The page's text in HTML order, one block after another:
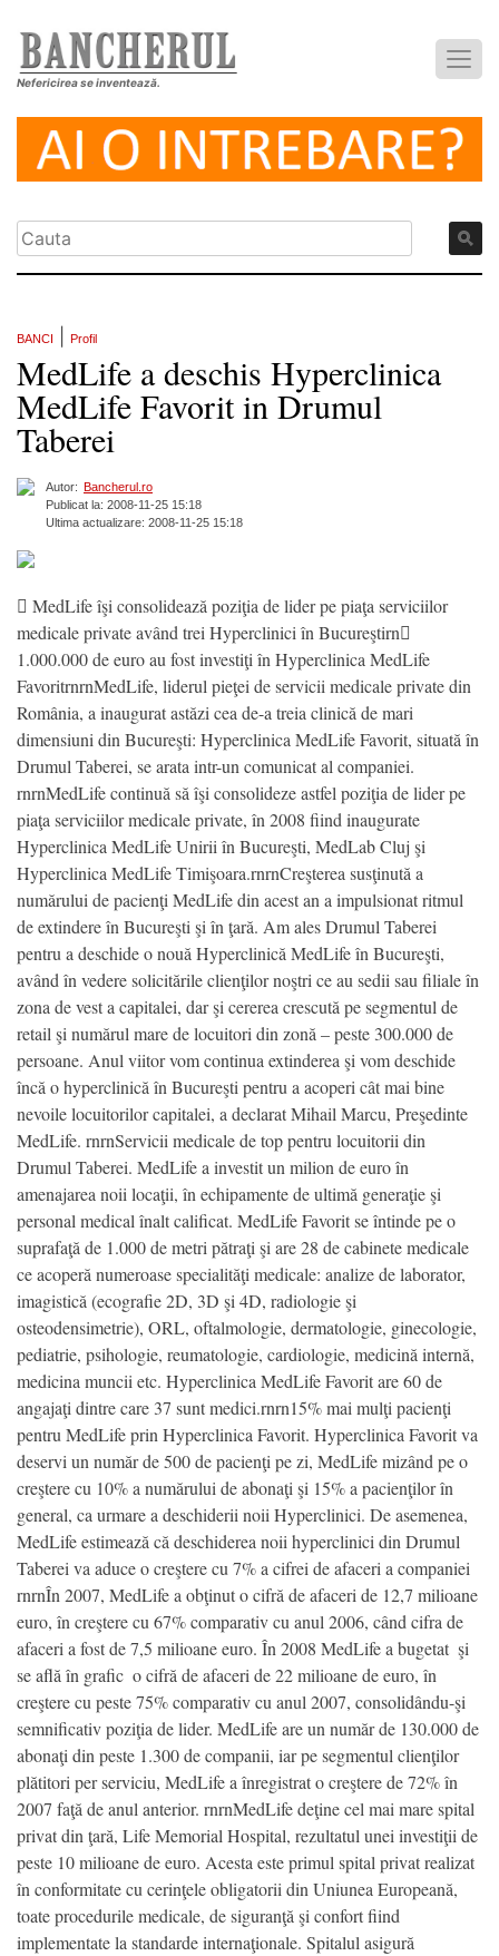
Nefericirea se inventează.
BANCI Profil
MedLife a deschis Hyperclinica
MedLife Favorit in Drumul
Taberei
Autor: Bancherul.ro
Publicat la: 2008-11-25 15:18
Ultima actualizare: 2008-11-25 15:18
 MedLife îşi consolidează poziţia de lider pe piaţa serviciilor
medicale private având trei Hyperclinici în Bucureştirn
1.000.000 de euro au fost investiţi în Hyperclinica MedLife
FavoritrnrnMedLife, liderul pieţei de servicii medicale private din
România, a inaugurat astăzi cea de-a treia clinică de mari
dimensiuni din Bucureşti: Hyperclinica MedLife Favorit, situată în
Drumul Taberei, se arata intr-un comunicat al companiei.
rnrnMedLife continuă să îşi consolideze astfel poziţia de lider pe
piaţa serviciilor medicale private, în 2008 fiind inaugurate
Hyperclinica MedLife Unirii în Bucureşti, MedLab Cluj şi
Hyperclinica MedLife Timişoara.rnrnCreşterea susţinută a
numărului de pacienţi MedLife din acest an a impulsionat ritmul
de extindere în Bucureşti şi în ţară. Am ales Drumul Taberei
pentru a deschide o nouă Hyperclinică MedLife în Bucureşti,
având în vedere solicitările clienţilor noştri ce au sedii sau filiale în
zona de vest a capitalei, dar şi cererea crescută pe segmentul de
retail şi numărul mare de locuitori din zonă – peste 300.000 de
persoane. Anul viitor vom continua extinderea şi vom deschide
încă o hyperclinică în Bucureşti pentru a acoperi cât mai bine
nevoile locuitorilor capitalei, a declarat Mihail Marcu, Preşedinte
MedLife. rnrnServicii medicale de top pentru locuitorii din
Drumul Taberei. MedLife a investit un milion de euro în
amenajarea noii locaţii, în echipamente de ultimă generaţie şi
personal medical înalt calificat. MedLife Favorit se întinde pe o
suprafaţă de 1.000 de metri pătraţi şi are 28 de cabinete medicale
ce acoperă numeroase specialităţi medicale: analize de laborator,
imagistică (ecografie 2D, 3D şi 4D, radiologie şi
osteodensimetrie), ORL, oftalmologie, dermatologie, ginecologie,
pediatrie, psihologie, reumatologie, cardiologie, medicină internă,
medicina muncii etc. Hyperclinica MedLife Favorit are 60 de
angajaţi dintre care 37 sunt medici.rnrn15% mai mulţi pacienţi
pentru MedLife prin Hyperclinica Favorit. Hyperclinica Favorit va
deservi un număr de 500 de pacienţi pe zi, MedLife mizând pe o
creştere cu 10% a numărului de abonaţi şi 15% a pacienţilor în
general, ca urmare a deschiderii noii Hyperclinici. De asemenea,
MedLife estimează că deschiderea noii hyperclinici din Drumul
Taberei va aduce o creştere cu 7% a cifrei de afaceri a companiei
rnrnÎn 2007, MedLife a obţinut o cifră de afaceri de 12,7 milioane
euro, în creştere cu 67% comparativ cu anul 2006, când cifra de
afaceri a fost de 7,5 milioane euro. În 2008 MedLife a bugetat  şi
se află în grafic  o cifră de afaceri de 22 milioane de euro, în
creştere cu peste 75% comparativ cu anul 2007, consolidându-şi
semnificativ poziţia de lider. MedLife are un număr de 130.000 de
abonaţi din peste 1.300 de companii, iar pe segmentul clienţilor
plătitori per serviciu, MedLife a înregistrat o creştere de 72% în
2007 faţă de anul anterior. rnrnMedLife deţine cel mai mare spital
privat din ţară, Life Memorial Hospital, rezultatul unei investiţii de
peste 10 milioane de euro. Acesta este primul spital privat realizat
în conformitate cu cerinţele obligatorii din Uniunea Europeană,
toate procedurile medicale, de siguranţă şi confort fiind
implementate la standarde internaţionale. Spitalul asigură